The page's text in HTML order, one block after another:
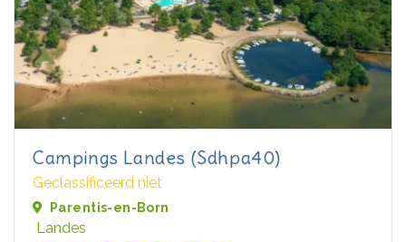
Campings Landes (Sdhpa40)
Geclassificeerd niet
Parentis-en-Born
Landes